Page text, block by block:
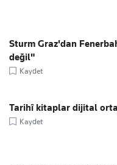
Sturm Graz'dan
değil"
Kaydet
Tarihî kitaplar dijital
Kaydet